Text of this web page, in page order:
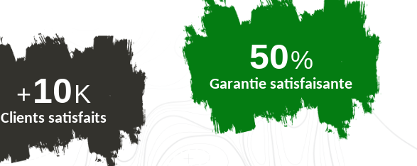
+10K
Clients satisfaits
74%
Garantie satisfaisante